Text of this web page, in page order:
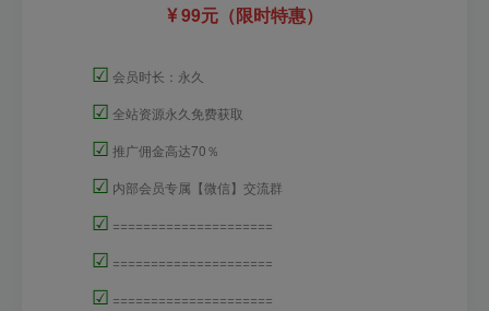
99元（限时特惠）
☑ 会员时长：永久
☑ 全站资源永久免费获取
☑ 推广佣金高达70％
☑ 内部会员专属【微信】交流群
☑ =====================
☑ =====================
☑ =====================